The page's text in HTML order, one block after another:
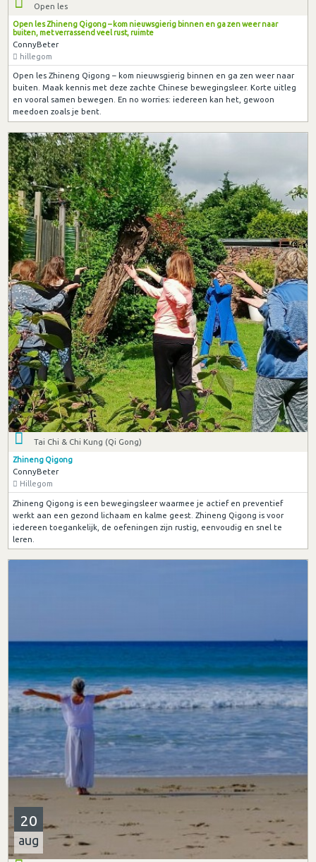
Open les
Open les Zhineng Qigong – kom nieuwsgierig binnen en ga zen weer naar
buiten, met verrassend veel rust, ruimte
ConnyBeter
hillegom
Open les Zhineng Qigong – kom nieuwsgierig binnen en ga zen weer naar
buiten. Maak kennis met deze zachte Chinese bewegingsleer. Korte uitleg
en vooral samen bewegen. En no worries: iedereen kan het, gewoon
meedoen zoals je bent.
Tai Chi & Chi Kung (Qi Gong)
Zhineng Qigong
ConnyBeter
Hillegom
Zhineng Qigong is een bewegingsleer waarmee je actief en preventief
werkt aan een gezond lichaam en kalme geest. Zhineng Qigong is voor
iedereen toegankelijk, de oefeningen zijn rustig, eenvoudig en snel te
leren.
20
aug